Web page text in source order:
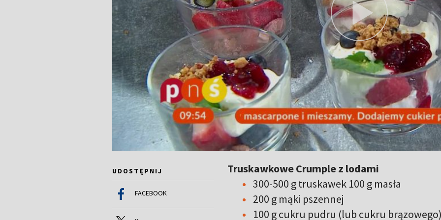
UDOSTĘPNIJ
FACEBOOK
Truskawkowe Crumple z lodami
300-500 g truskawek 100 g masła
200 g mąki pszennej
100 g cukru pudru (lub cukru